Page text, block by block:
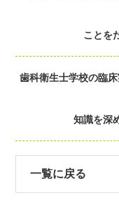
ことを
歯科衛生士学校の臨
知識を深
一覧に戻る